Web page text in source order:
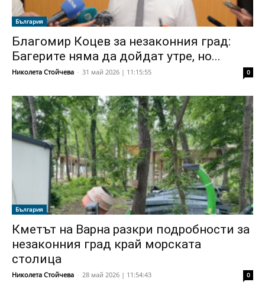
България
Благомир Коцев за незаконния град:
Багерите няма да дойдат утре, но...
Николета Стойчева - 31 май 2026 | 11:15:55 0
България
Кметът на Варна разкри подробности за
незаконния град край морската
столица
Николета Стойчева - 28 май 2026 | 11:54:43 0